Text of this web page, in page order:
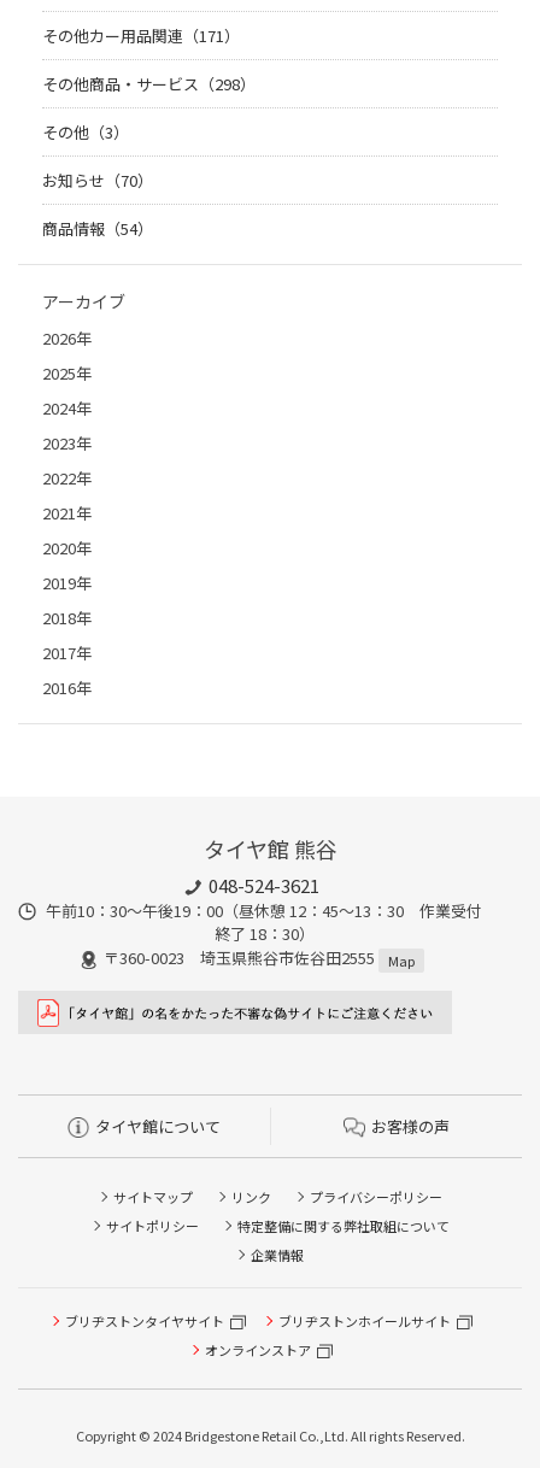
その他カー用品関連（171）
その他商品・サービス（298）
その他（3）
お知らせ（70）
商品情報（54）
アーカイブ
2026年
2025年
2024年
2023年
2022年
2021年
2020年
2019年
2018年
2017年
2016年
タイヤ館 熊谷
048-524-3621
午前10：30～午後19：00（昼休憩 12：45～13：30 作業受付
終了 18：30）
〒360-0023 埼玉県熊谷市佐谷田2555
Map
タイヤ館について お客様の声
サイトマップ リンク
プライバシーポリシー
サイトポリシー
特定整備に関する弊社取組について
企業情報
ブリヂストンタイヤサイト
ブリヂストンホイールサイト
オンラインストア
Copyright © 2024 Bridgestone Retail Co.,Ltd. All rights Reserved.
タイヤ点検・安全点検/タイヤ履き替え/オイル交換/その他
ピット作業の予約
本日のタイヤ履き替え順番待ち予約 ※クローク契約会員の